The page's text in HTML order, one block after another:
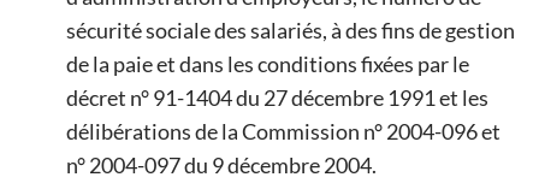
sécurité sociale des salariés, à des fins de gestion
de la paie et dans les conditions fixées par le
décret n° 91-1404 du 27 décembre 1991 et les
délibérations de la Commission n° 2004-096 et
n° 2004-097 du 9 décembre 2004.